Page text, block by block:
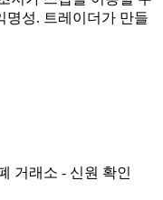
명성. 트레이더가 만들
거래소 - 신원 확인